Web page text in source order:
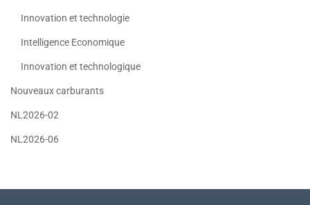
Innovation et technologie
Intelligence Economique
Innovation et technologique
Nouveaux carburants
NL2026-02
NL2026-06